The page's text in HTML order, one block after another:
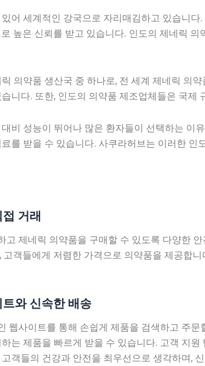
어 세계적인 강국으로 자리매김하고 있습니
높은 신뢰를 받고 있습니다. 인도의 제네릭
의약품 생산국 중 하나로, 전 세계 제네릭 의
니다. 또한, 인도의 의약품 제조업체들은 국
비 성능이 뛰어나 많은 환자들이 선택하는 이
를 받을 수 있습니다. 사쿠라허브는 이러한
거래
고 제네릭 의약품을 구매할 수 있도록 다양한
객들에게 저렴한 가격으로 의약품을 제공합
와 신속한 배송
웹사이트를 통해 손쉽게 제품을 검색하고 주
는 제품을 빠르게 받을 수 있습니다. 고객 지
객들의 건강과 안전을 최우선으로 생각하며,